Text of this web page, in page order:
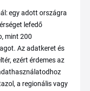
egy adott országra
lefedő
mint 200
Az adatkeret és
ezért érdemes az
a regionális vagy